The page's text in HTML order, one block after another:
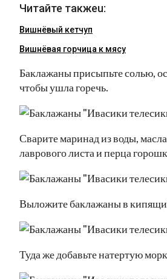
Читайте такжеu:
Вишнёвый кетчуп
Вишнёвая горчица к мясу
Баклажаны присыпьте солью,
чтобы ушла горечь.
Сварите маринад из воды,
лаврового листа и перца
Выложите баклажаны в
Туда же добавьте натертую